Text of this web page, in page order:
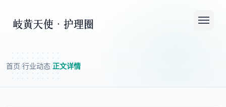
首页/行业动态/正文详情